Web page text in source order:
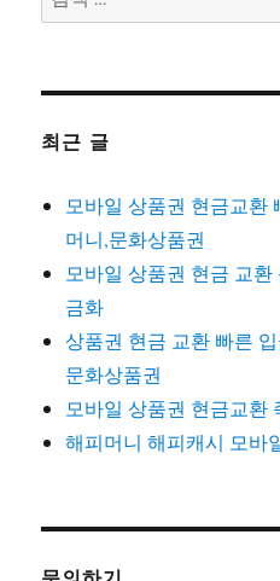
색:
최근 글
모바일 상품권 현금교환
머니,문화상품권
모바일 상품권 현금 교환
금화
상품권 현금 교환 빠른
문화상품권
모바일 상품권 현금교환
해피머니 해피캐시 모바